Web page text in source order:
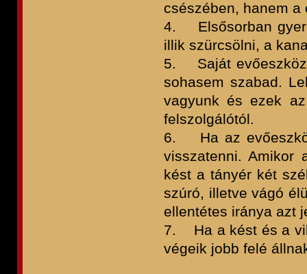
csészében, hanem
4. Elsősorban
illik szürcsölni, a
5. Saját
sohasem szabad.
vagyunk és ezek
felszolgálótól.
6. Ha az
visszatenni. Amikor
kést a tányér két
szúró, illetve vágó
ellentétes iránya azt
7. Ha a kést és a
végeik jobb felé